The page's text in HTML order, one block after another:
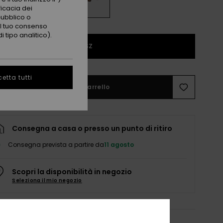
1SZ
Aggiungi al carrello
Consegna a casa o presso un punto di ritiro
Consegna prevista a partire da11 agosto
Scopri la disponibilità in negozio
Seleziona il mio negozio
dei
o
tuo consenso
tipo analitico).
tutti